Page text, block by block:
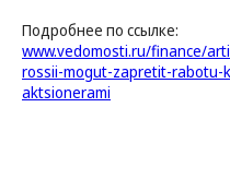
Подробнее по ссылке:
www.vedomosti.ru/finance/
rossii-mogut-zapretit-rabotu-
aktsionerami